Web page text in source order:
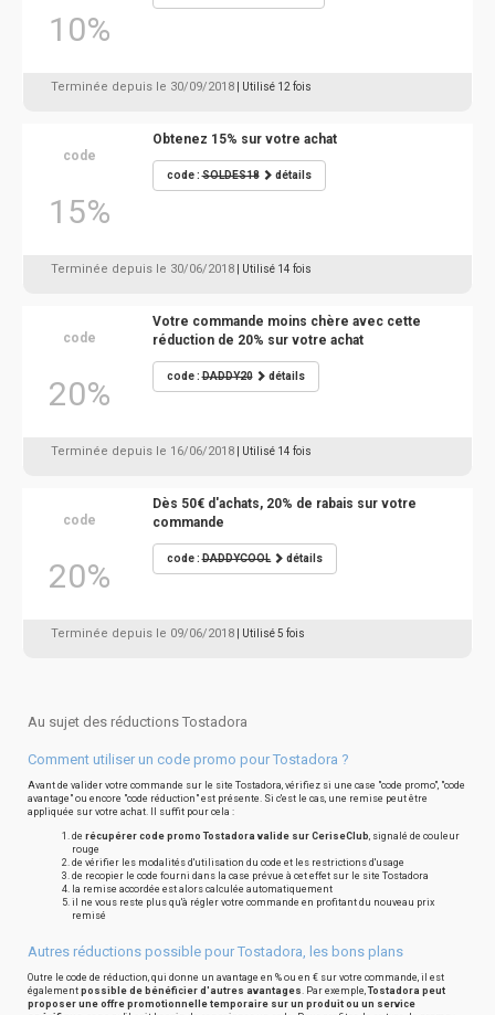
10%
Terminée depuis le 30/09/2018 | Utilisé 12 fois
code
15%
Obtenez 15% sur votre achat
code :SOLDES18 détails
Terminée depuis le 30/06/2018 | Utilisé 14 fois
code
20%
Votre commande moins chère avec cette
réduction de 20% sur votre achat
code :DADDY20 détails
Terminée depuis le 16/06/2018 | Utilisé 14 fois
code
20%
Dès 50€ d'achats, 20% de rabais sur votre
commande
code :DADDYCOOL détails
Terminée depuis le 09/06/2018 | Utilisé 5 fois
Au sujet des réductions Tostadora
Comment utiliser un code promo pour Tostadora ?
Avant de valider votre commande sur le site Tostadora, vérifiez si une case "code promo", "code
avantage" ou encore "code réduction" est présente. Si c'est le cas, une remise peut être
appliquée sur votre achat. Il suffit pour cela :
de récupérer code promo Tostadora valide sur CeriseClub, signalé de couleur
rouge
de vérifier les modalités d'utilisation du code et les restrictions d'usage
de recopier le code fourni dans la case prévue à cet effet sur le site Tostadora
la remise accordée est alors calculée automatiquement
il ne vous reste plus qu'à régler votre commande en profitant du nouveau prix
remisé
Autres réductions possible pour Tostadora, les bons plans
Outre le code de réduction, qui donne un avantage en % ou en € sur votre commande, il est
également possible de bénéficier d'autres avantages. Par exemple,Tostadora peut
proposer une offre promotionnelle temporaire sur un produit ou un service